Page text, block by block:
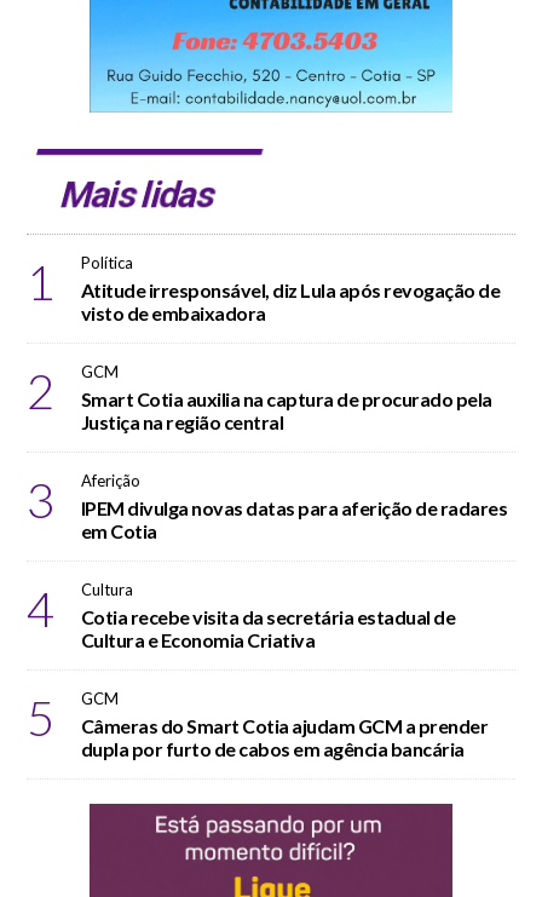
Mais lidas
1 Política
Atitude irresponsável, diz Lula após revogação de
visto de embaixadora
2 GCM
Smart Cotia auxilia na captura de procurado pela
Justiça na região central
3 Aferição
IPEM divulga novas datas para aferição de radares
em Cotia
4 Cultura
Cotia recebe visita da secretária estadual de
Cultura e Economia Criativa
5 GCM
Câmeras do Smart Cotia ajudam GCM a prender
dupla por furto de cabos em agência bancária